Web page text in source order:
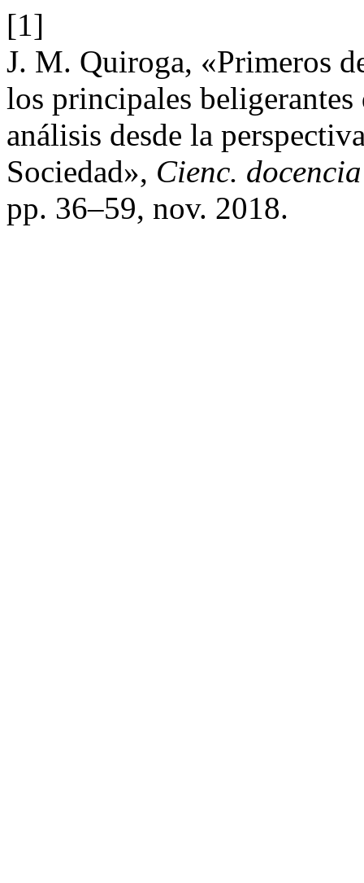
[1]
J. M. Quiroga, «Primeros
los principales
análisis desde la
Sociedad», Cienc.
pp. 36–59, nov. 2018.